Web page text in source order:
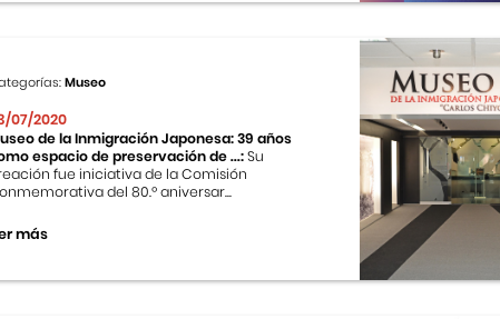
Museo
07/2020
de la Inmigración Japonesa: 39 años
espacio de preservación de ...:Su
fue iniciativa de la Comisión
del 80.º aniversar...
más